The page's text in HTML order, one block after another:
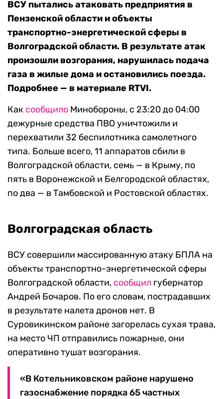
ВСУ пытались атаковать предприятия в
Пензенской области и объекты
транспортно-энергетической сферы в
Волгоградской области. В результате атак
произошли возгорания, нарушилась подача
газа в жилые дома и остановились поезда.
Подробнее — в материале RTVI.
Как сообщило Минобороны, с 23:20 до 04:00
дежурные средства ПВО уничтожили и
перехватили 32 беспилотника самолетного
типа. Больше всего, 11 аппаратов сбили в
Волгоградской области, семь — в Крыму, по
пять в Воронежской и Белгородской областях,
по два — в Тамбовской и Ростовской областях.
Волгоградская область
ВСУ совершили массированную атаку БПЛА на
объекты транспортно-энергетической сферы
Волгоградской области, сообщил губернатор
Андрей Бочаров. По его словам, пострадавших
в результате налета дронов нет. В
Суровикинском районе загорелась сухая трава,
на место ЧП отправились пожарные, они
оперативно тушат возгорания.
«В Котельниковском районе нарушено
газоснабжение порядка 65 частных